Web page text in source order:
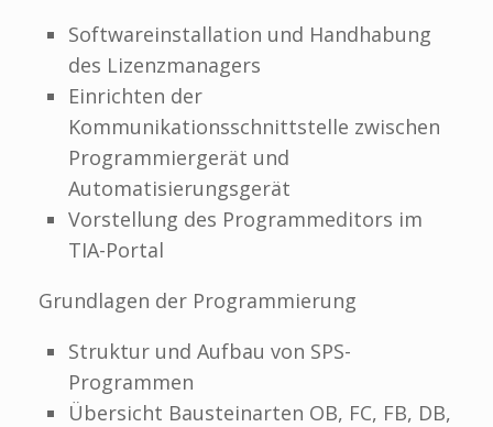
Softwareinstallation und Handhabung
des Lizenzmanagers
Einrichten der
Kommunikationsschnittstelle zwischen
Programmiergerät und
Automatisierungsgerät
Vorstellung des Programmeditors im
TIA-Portal
Grundlagen der Programmierung
Struktur und Aufbau von SPS-
Programmen
Übersicht Bausteinarten OB, FC, FB, DB,